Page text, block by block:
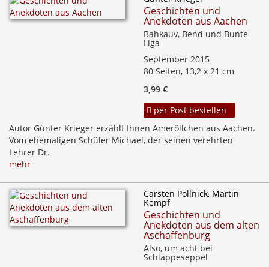
Geschichten und
Anekdoten aus Aachen
Bahkauv, Bend und Bunte
Liga
September 2015
80 Seiten, 13,2 x 21 cm
3,99 €
per Post bestellen
Autor Günter Krieger erzählt Ihnen Ameröllchen aus Aachen.
Vom ehemaligen Schüler Michael, der seinen verehrten
Lehrer Dr.
mehr
Carsten Pollnick, Martin
Kempf
Geschichten und
Anekdoten aus dem alten
Aschaffenburg
Also, um acht bei
Schlappeseppel